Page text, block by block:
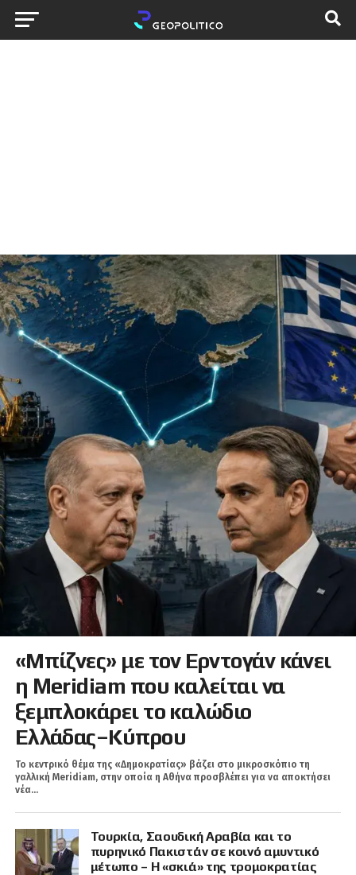
«Μπίζνες» με τον Ερντογάν κάνει
η Meridiam που καλείται να
ξεμπλοκάρει το καλώδιο
Ελλάδας–Κύπρου
Το κεντρικό θέμα της «Δημοκρατίας» βάζει στο μικροσκόπιο τη
γαλλική Meridiam, στην οποία η Αθήνα προσβλέπει για να αποκτήσει
νέα...
Τουρκία, Σαουδική Αραβία και το
πυρηνικό Πακιστάν σε κοινό αμυντικό
μέτωπο – Η «σκιά» της τρομοκρατίας